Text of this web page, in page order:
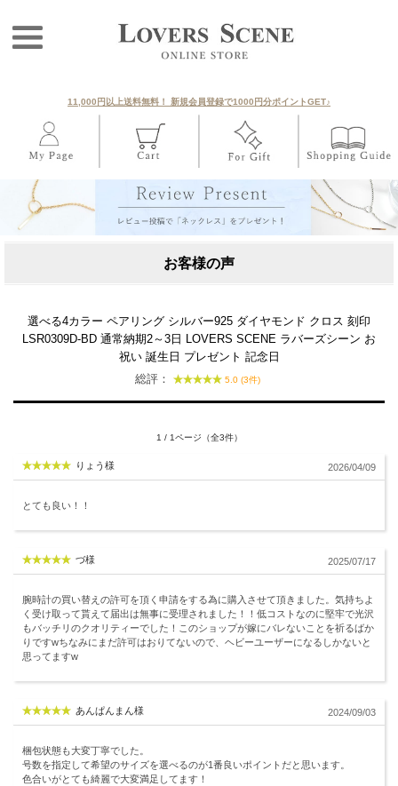
11,000円以上送料無料！ 新規会員登録で1000円分ポイントGET♪
お客様の声
選べる4カラー ペアリング シルバー925 ダイヤモンド クロス 刻印
LSR0309D-BD 通常納期2～3日 LOVERS SCENE ラバーズシーン お
祝い 誕生日 プレゼント 記念日
総評：
5.0 (3件)
1 / 1ページ（全3件）
りょう様 2026/04/09
とても良い！！
づ様 2025/07/17
腕時計の買い替えの許可を頂く申請をする為に購入させて頂きました。気持ちよ
く受け取って貰えて届出は無事に受理されました！！低コストなのに堅牢で光沢
もバッチリのクオリティーでした！このショップが嫁にバレないことを祈るばか
りですwちなみにまだ許可はおりてないので、ヘビーユーザーになるしかないと
思ってますw
あんぱんまん様 2024/09/03
梱包状態も大変丁寧でした。
号数を指定して希望のサイズを選べるのが1番良いポイントだと思います。
色合いがとても綺麗で大変満足してます！